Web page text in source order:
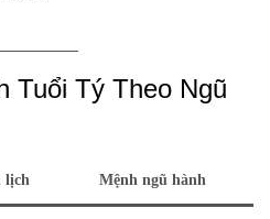
Tuổi Tý Theo Ngũ
lịch Mệnh ngũ hành